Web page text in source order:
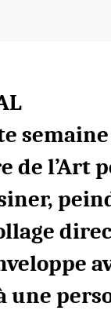
de l’Art
une